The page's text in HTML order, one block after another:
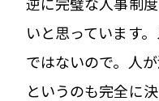
いと思っています
ではないので。人
というのも完全に